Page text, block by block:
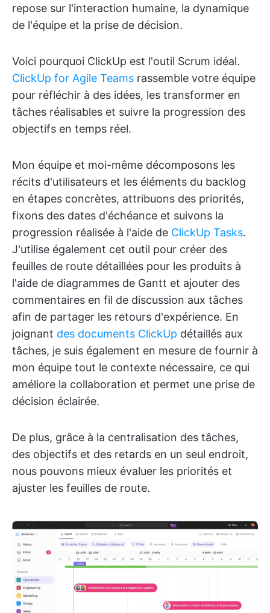
repose sur l'interaction humaine, la dynamique
de l'équipe et la prise de décision.
Voici pourquoi ClickUp est l'outil Scrum idéal.
ClickUp for Agile Teams rassemble votre équipe
pour réfléchir à des idées, les transformer en
tâches réalisables et suivre la progression des
objectifs en temps réel.
Mon équipe et moi-même décomposons les
récits d'utilisateurs et les éléments du backlog
en étapes concrètes, attribuons des priorités,
fixons des dates d'échéance et suivons la
progression réalisée à l'aide de ClickUp Tasks.
J'utilise également cet outil pour créer des
feuilles de route détaillées pour les produits à
l'aide de diagrammes de Gantt et ajouter des
commentaires en fil de discussion aux tâches
afin de partager les retours d'expérience. En
joignant des documents ClickUp détaillés aux
tâches, je suis également en mesure de fournir à
mon équipe tout le contexte nécessaire, ce qui
améliore la collaboration et permet une prise de
décision éclairée.
De plus, grâce à la centralisation des tâches,
des objectifs et des retards en un seul endroit,
nous pouvons mieux évaluer les priorités et
ajuster les feuilles de route.